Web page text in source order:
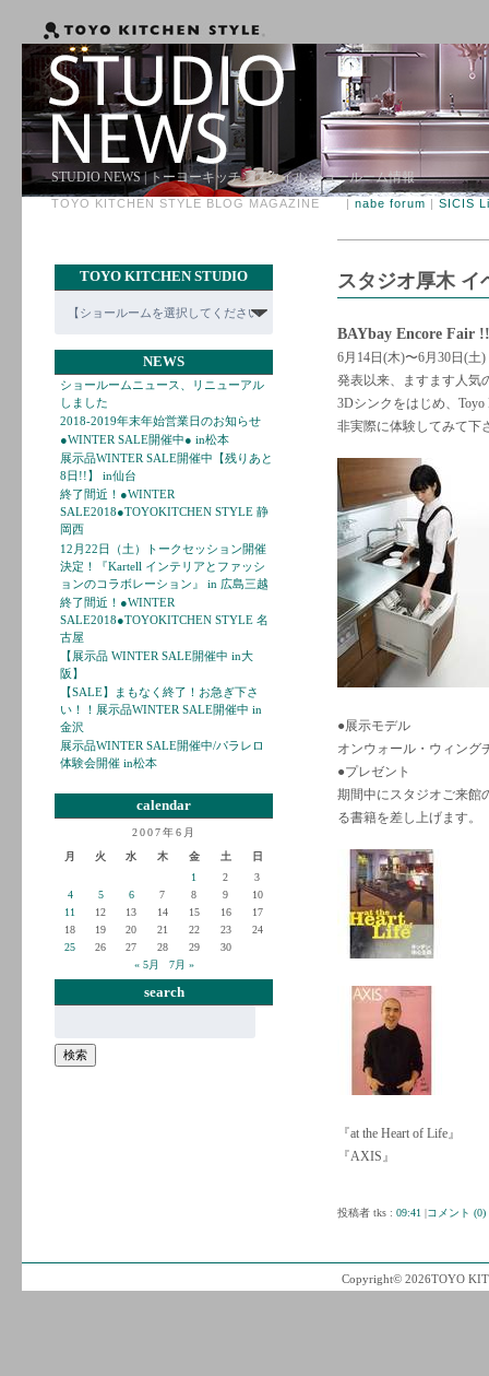
STUDIO NEWS | トーヨーキッチンスタイル ショールーム情報
TOYO KITCHEN STYLE BLOG MAGAZINE | nabe forum | SICIS
TOYO KITCHEN STUDIO
NEWS
ショールームニュース、リニューアル
しました
2018-2019年末年始営業日のお知らせ
●WINTER SALE開催中● in松本
展示品WINTER SALE開催中【残りあと
8日!!】 in仙台
終了間近！●WINTER
SALE2018●TOYOKITCHEN STYLE 静
岡西
12月22日（土）トークセッション開催
決定！『Kartell インテリアとファッシ
ョンのコラボレーション』 in 広島三越
終了間近！●WINTER
SALE2018●TOYOKITCHEN STYLE 名
古屋
【展示品 WINTER SALE開催中 in大
阪】
【SALE】まもなく終了！お急ぎ下さ
い！！展示品WINTER SALE開催中 in
金沢
展示品WINTER SALE開催中/パラレロ
体験会開催 in松本
calendar
2007年6月
月
火 水 木 金 土
日
1
2
3
4
5 6 7 8 9
10
11
12 13 14 15 16
17
18
19 20 21 22 23
24
25
26 27 28 29
30
« 5月
7月 »
search
検索
スタジオ厚木 イ
BAYbay Encore Fair
6月14日(木)〜6月30日(土)
発表以来、ますます人気
3Dシンクをはじめ、
非実際に体験してみて下
●展示モデル
オンウォール・ウィング
●プレゼント
期間中にスタジオご来館
る書籍を差し上げます。
『at the Heart of Life』
『AXIS』
投稿者 tks : 09:41 コメント (0)
Copyright© 2026TOYO